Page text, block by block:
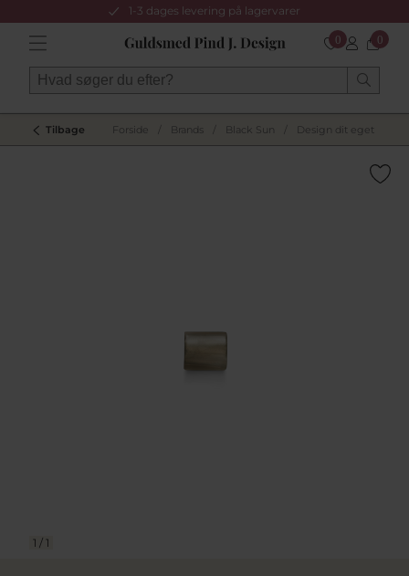
1-3 dages levering på lagervarer
0 0
Tilbage Forside Brands Black Sun Design dit eget
1 / 1